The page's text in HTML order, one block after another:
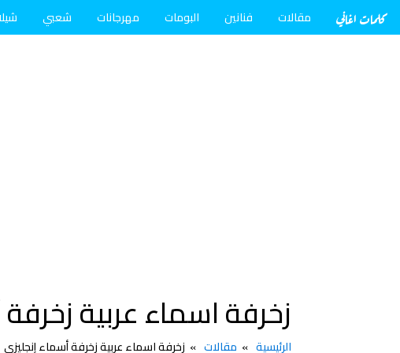
كلمات اغاني مقالات فنانين البومات مهرجانات شعبي
زخرفة اسماء عربية
الرئيسية مقالات زخرفة اسماء عربية زخرفة أسماء إنجليزي